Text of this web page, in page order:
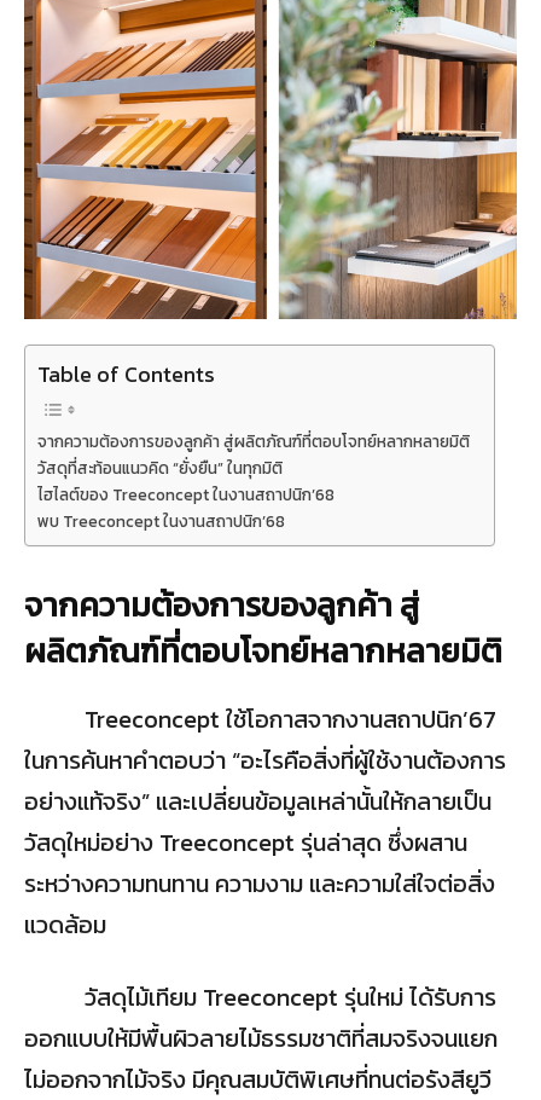
Table of Contents
จากความต้องการของลูกค้า สู่ผลิตภัณฑ์ที่ตอบโจทย์หลากหลายมิติ
วัสดุที่สะท้อนแนวคิด “ยั่งยืน” ในทุกมิติ
ไฮไลต์ของ Treeconcept ในงานสถาปนิก’68
พบ Treeconcept ในงานสถาปนิก’68
จากความต้องการของลูกค้า สู่
ผลิตภัณฑ์ที่ตอบโจทย์หลากหลายมิติ
Treeconcept ใช้โอกาสจากงานสถาปนิก’67
ในการค้นหาคำตอบว่า “อะไรคือสิ่งที่ผู้ใช้งานต้องการ
อย่างแท้จริง” และเปลี่ยนข้อมูลเหล่านั้นให้กลายเป็น
วัสดุใหม่อย่าง Treeconcept รุ่นล่าสุด ซึ่งผสาน
ระหว่างความทนทาน ความงาม และความใส่ใจต่อสิ่ง
แวดล้อม
วัสดุไม้เทียม Treeconcept รุ่นใหม่ ได้รับการ
ออกแบบให้มีพื้นผิวลายไม้ธรรมชาติที่สมจริงจนแยก
ไม่ออกจากไม้จริง มีคุณสมบัติพิเศษที่ทนต่อรังสียูวี